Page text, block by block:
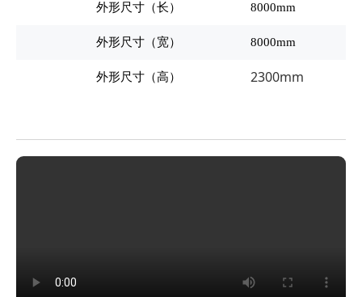
外形尺寸（长） 8000mm
外形尺寸（宽） 8000mm
外形尺寸（高） 2300mm